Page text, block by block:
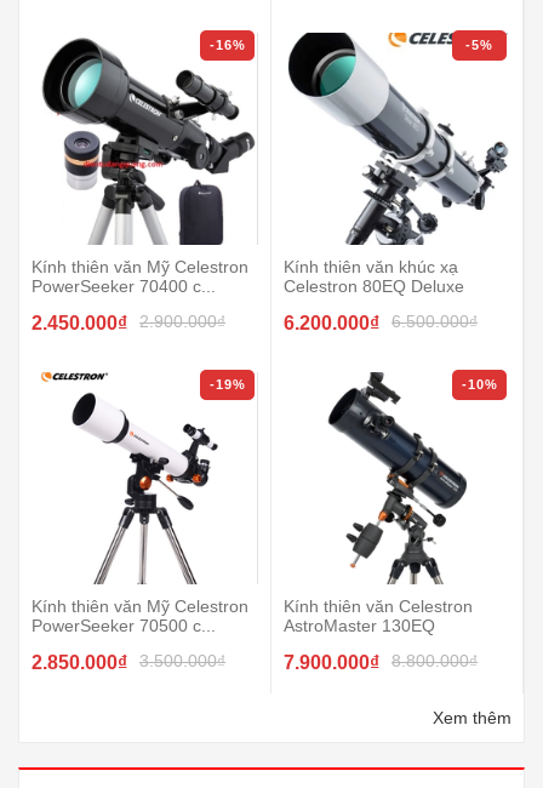
-16%
Kính thiên văn Mỹ Celestron
PowerSeeker 70400 c...
2.450.000₫ 2.900.000₫
-19%
Kính thiên văn Mỹ Celestron
PowerSeeker 70500 c...
2.850.000₫ 3.500.000₫
-5%
Kính thiên văn khúc xạ
Celestron 80EQ Deluxe
6.200.000₫ 6.500.000₫
-10%
Kính thiên văn Celestron
AstroMaster 130EQ
7.900.000₫ 8.800.000₫
Xem thêm